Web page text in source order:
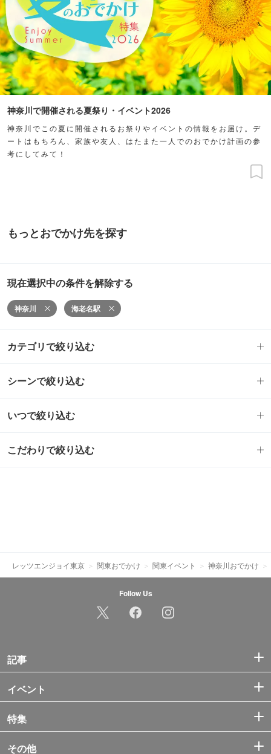
神奈川で開催される夏祭り・イベント2026
神奈川でこの夏に開催されるお祭りやイベントの情報をお届け。デ
ートはもちろん、家族や友人、はたまた一人でのおでかけ計画の参
考にしてみて！
もっとおでかけ先を探す
現在選択中の条件を解除する
神奈川 海老名駅
カテゴリで絞り込む
シーンで絞り込む
いつで絞り込む
こだわりで絞り込む
レッツエンジョイ東京 関東おでかけ 関東イベント 神奈川おでかけ
Follow Us
記事
イベント
特集
その他